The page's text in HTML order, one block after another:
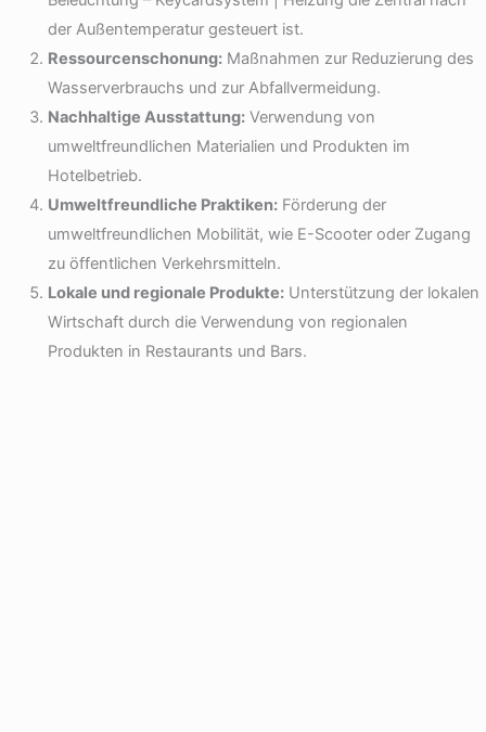
der Außentemperatur gesteuert ist.
Ressourcenschonung:Maßnahmen zur Reduzierung des
Wasserverbrauchs und zur Abfallvermeidung.
Nachhaltige Ausstattung:Verwendung von
umweltfreundlichen Materialien und Produkten im
Hotelbetrieb.
Umweltfreundliche Praktiken:Förderung der
umweltfreundlichen Mobilität, wie E-Scooter oder Zugang
zu öffentlichen Verkehrsmitteln.
Lokale und regionale Produkte:Unterstützung der lokalen
Wirtschaft durch die Verwendung von regionalen
Produkten in Restaurants und Bars.